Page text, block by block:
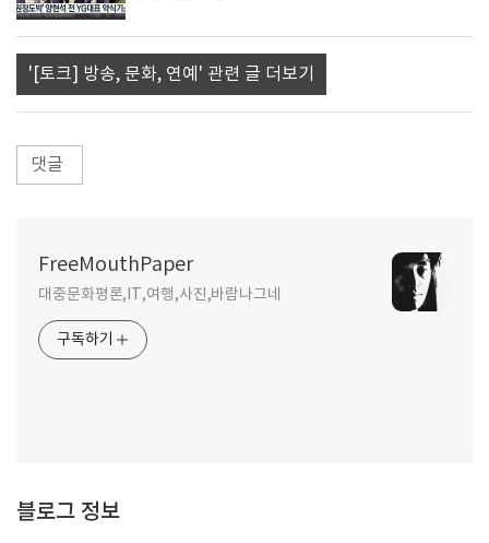
'[토크] 방송, 문화, 연예' 관련 글 더보기
댓글
FreeMouthPaper
대중문화평론,IT,여행,사진,바람나그네
구독하기
블로그 정보